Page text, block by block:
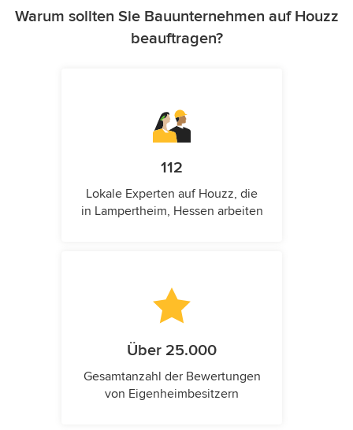
Warum sollten Sie Bauunternehmen auf Houzz
beauftragen?
112
Lokale Experten auf Houzz, die
in Lampertheim, Hessen arbeiten
Über 25.000
Gesamtanzahl der Bewertungen
von Eigenheimbesitzern